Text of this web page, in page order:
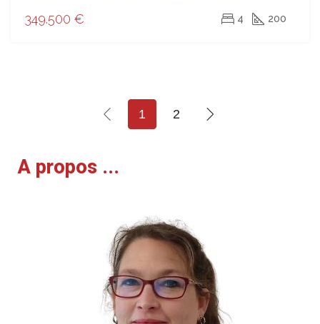
349.500 € 4 200
1 2
A propos ...